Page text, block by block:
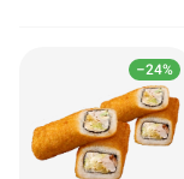
–24%